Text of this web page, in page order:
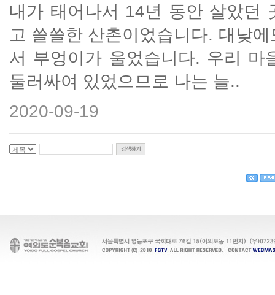
내가 태어나서 14년 동안 살았던
고 쓸쓸한 산촌이었습니다. 대낮
서 부엉이가 울었습니다. 우리
둘러싸여 있었으므로 나는 늘..
2020-09-19